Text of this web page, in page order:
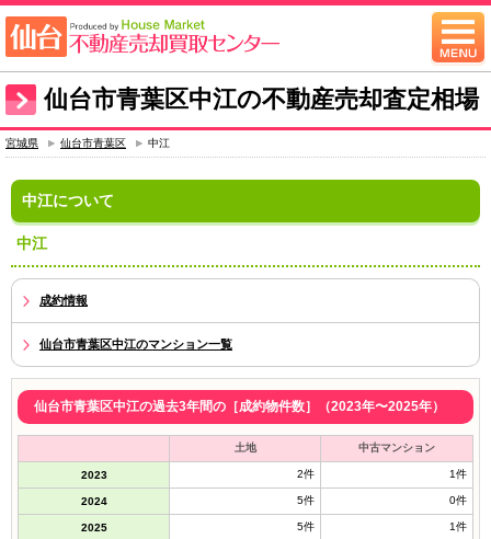
仙台市青葉区中江の不動産売却査定相場
宮城県 仙台市青葉区 中江
中江について
中江
成約情報
仙台市青葉区中江のマンション一覧
仙台市青葉区中江の過去3年間の［成約物件数］（2023年〜2025年）
土地 中古マンション
2023 2件 1件
2024 5件 0件
2025 5件 1件